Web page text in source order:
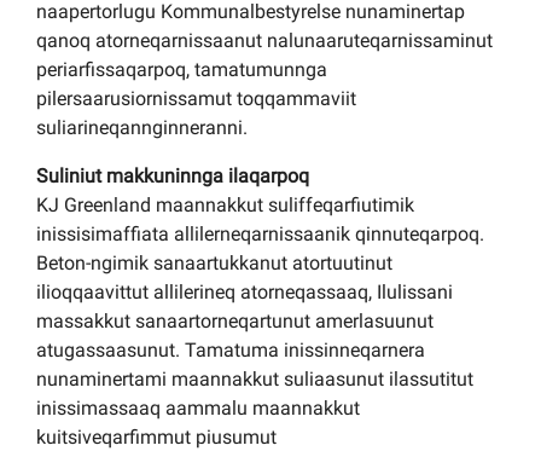
naapertorlugu Kommunalbestyrelse nunaminertap
qanoq atorneqarnissaanut nalunaaruteqarnissaminut
periarfissaqarpoq, tamatumunnga
pilersaarusiornissamut toqqammaviit
suliarineqannginneranni.
Suliniut makkuninnga ilaqarpoq
KJ Greenland maannakkut suliffeqarfiutimik
inissisimaffiata allilerneqarnissaanik qinnuteqarpoq.
Beton-ngimik sanaartukkanut atortuutinut
ilioqqaavittut allilerineq atorneqassaaq, Ilulissani
massakkut sanaartorneqartunut amerlasuunut
atugassaasunut. Tamatuma inissinneqarnera
nunaminertami maannakkut suliaasunut ilassutitut
inissimassaaq aammalu maannakkut
kuitsiveqarfimmut piusumut